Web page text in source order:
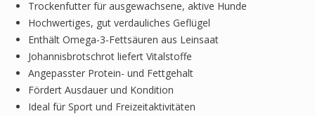
Trockenfutter für ausgewachsene, aktive Hunde
Hochwertiges, gut verdauliches Geflügel
Enthält Omega-3-Fettsäuren aus Leinsaat
Johannisbrotschrot liefert Vitalstoffe
Angepasster Protein- und Fettgehalt
Fördert Ausdauer und Kondition
Ideal für Sport und Freizeitaktivitäten